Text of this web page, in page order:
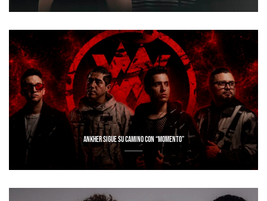
ANKHER SIGUE SU CAMINO CON “MOMENTO”